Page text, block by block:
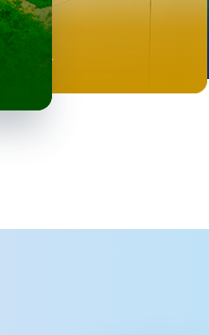
3곳⭐
우리말이 더 재미있어지는숲길